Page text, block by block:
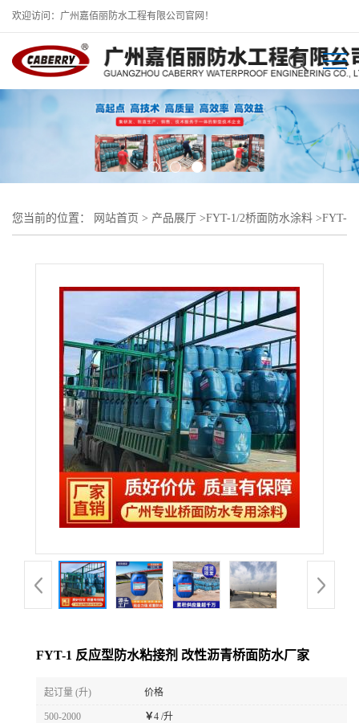
欢迎访问：广州嘉佰丽防水工程有限公司官网！
您当前的位置： 网站首页 > 产品展厅 >FYT-1/2桥面防水涂料 >FYT-
FYT-1 反应型防水粘接剂 改性沥青桥面防水厂家
起订量 (升) 价格
500-2000 ￥4 /升